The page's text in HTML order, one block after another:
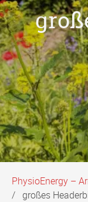
PhysioEnergy –
großes